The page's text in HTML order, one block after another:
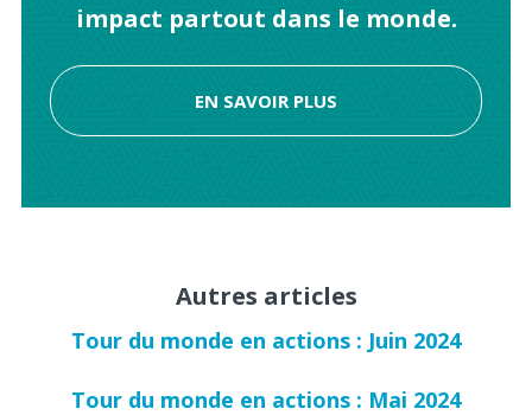
impact partout dans le monde.
EN SAVOIR PLUS
Autres articles
Tour du monde en actions : Juin 2024
Tour du monde en actions : Mai 2024